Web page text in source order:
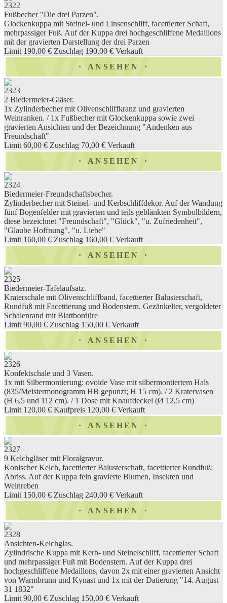
2322
Fußbecher "Die drei Parzen".
Glockenkuppa mit Steinel- und Linsenschliff, facettierter Schaft,
mehrpassiger Fuß. Auf der Kuppa drei hochgeschliffene Medaillons
mit der gravierten Darstellung der drei Parzen
Limit 190,00 € Zuschlag 190,00 € Verkauft
ANSEHEN
2323
2 Biedermeier-Gläser.
1x Zylinderbecher mit Olivenschliffkranz und gravierten
Weinranken. / 1x Fußbecher mit Glockenkuppa sowie zwei
gravierten Ansichten und der Bezeichnung "Andenken aus
Freundschaft"
Limit 60,00 € Zuschlag 70,00 € Verkauft
ANSEHEN
2324
Biedermeier-Freundschaftsbecher.
Zylinderbecher mit Steinel- und Kerbschliffdekor. Auf der Wandung
fünf Bogenfelder mit gravierten und teils geblänkten Symbolbildern,
diese bezeichnet "Freundschaft", "Glück", "u. Zufriedenheit",
"Glaube Hoffnung", "u. Liebe"
Limit 160,00 € Zuschlag 160,00 € Verkauft
ANSEHEN
2325
Biedermeier-Tafelaufsatz.
Kraterschale mit Olivenschliffband, facettierter Balusterschaft,
Rundfuß mit Facettierung und Bodenstern. Gezänkelter, vergoldeter
Schalenrand mit Blattbordüre
Limit 90,00 € Zuschlag 150,00 € Verkauft
ANSEHEN
2326
Konfektschale und 3 Vasen.
1x mit Silbermontierung: ovoide Vase mit silbermontiertem Hals
(835/Meistermonogramm HB gepunzt; H 15 cm). / 2 Kratervasen
(H 6,5 und 112 cm). / 1 Dose mit Knaufdeckel (Ø 12,5 cm)
Limit 120,00 € Kaufpreis 120,00 € Verkauft
ANSEHEN
2327
9 Kelchgläser mit Floralgravur.
Konischer Kelch, facettierter Balusterschaft, facettierter Rundfuß;
Abriss. Auf der Kuppa fein gravierte Blumen, Insekten und
Weinreben
Limit 150,00 € Zuschlag 240,00 € Verkauft
ANSEHEN
2328
Ansichten-Kelchglas.
Zylindrische Kuppa mit Kerb- und Steinelschliff, facettierter Schaft
und mehrpassiger Fuß mit Bodenstern. Auf der Kuppa drei
hochgeschliffene Medaillons, davon 2x mit einer gravierten Ansicht
von Warmbrunn und Kynast und 1x mit der Datierung "14. August
31 1832"
Limit 90,00 € Zuschlag 150,00 € Verkauft